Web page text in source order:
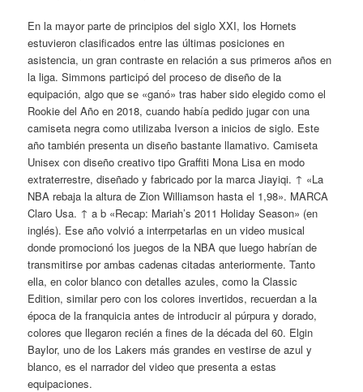
En la mayor parte de principios del siglo XXI, los Hornets
estuvieron clasificados entre las últimas posiciones en
asistencia, un gran contraste en relación a sus primeros años en
la liga. Simmons participó del proceso de diseño de la
equipación, algo que se «ganó» tras haber sido elegido como el
Rookie del Año en 2018, cuando había pedido jugar con una
camiseta negra como utilizaba Iverson a inicios de siglo. Este
año también presenta un diseño bastante llamativo. Camiseta
Unisex con diseño creativo tipo Graffiti Mona Lisa en modo
extraterrestre, diseñado y fabricado por la marca Jiayiqi. ↑ «La
NBA rebaja la altura de Zion Williamson hasta el 1,98». MARCA
Claro Usa. ↑ a b «Recap: Mariah’s 2011 Holiday Season» (en
inglés). Ese año volvió a interrpetarlas en un video musical
donde promocionó los juegos de la NBA que luego habrían de
transmitirse por ambas cadenas citadas anteriormente. Tanto
ella, en color blanco con detalles azules, como la Classic
Edition, similar pero con los colores invertidos, recuerdan a la
época de la franquicia antes de introducir al púrpura y dorado,
colores que llegaron recién a fines de la década del 60. Elgin
Baylor, uno de los Lakers más grandes en vestirse de azul y
blanco, es el narrador del video que presenta a estas
equipaciones.